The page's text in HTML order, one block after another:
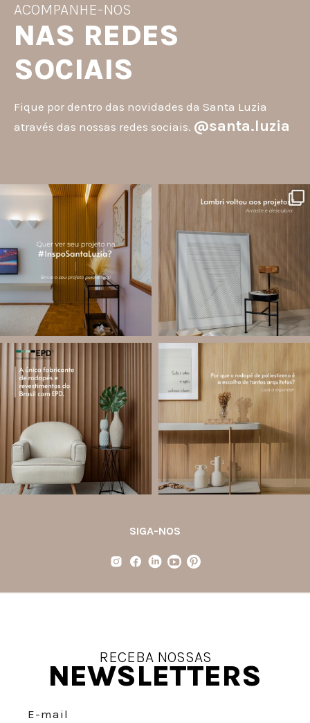
ACOMPANHE-NOS
NAS REDES
SOCIAIS
Fique por dentro das novidades da Santa Luzia
através das nossas redes sociais. @santa.luzia
santa.luzia
A #InspoSantaLuzia é um espaço
criado para divulgar projetos que
utilizam produtos Santa Luzia e
valorizar o trabalho de arquitetos,
designers de...
Jul 28
13 0
O lambri é um revestimento versátil
painéis decorativos e diversas
composições para valorizar o
ambiente!
Jul 27
86 8
Você sabe o que é EPD?
A Declaração Ambiental de Produto
(Environmental Product Declaration) é
um documento internacional que
Jul 21
35 1
Os rodapés de poliestireno
conquistaram espaço na arquitetura
porque unem estética, praticidade e
desempenho em um único produto.
Diferente
SIGA-NOS
RECEBA NOSSAS
NEWSLETTERS